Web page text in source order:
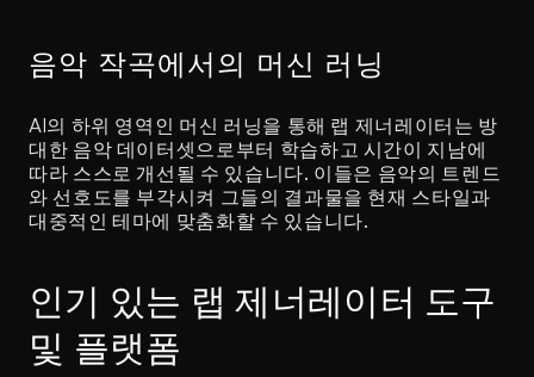
음악 작곡에서의 머신 러닝
AI의 하위 영역인 머신 러닝을 통해 랩 제너레이터는 방
대한 음악 데이터셋으로부터 학습하고 시간이 지남에
따라 스스로 개선될 수 있습니다. 이들은 음악의 트렌드
와 선호도를 부각시켜 그들의 결과물을 현재 스타일과
대중적인 테마에 맞춤화할 수 있습니다.
인기 있는 랩 제너레이터 도구
및 플랫폼